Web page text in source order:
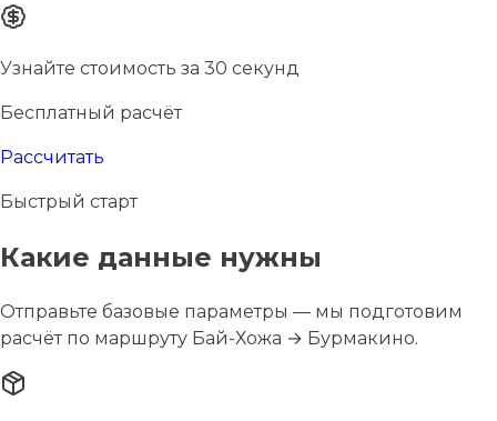
Узнайте стоимость за 30 секунд
Бесплатный расчёт
Рассчитать
Быстрый старт
Какие данные нужны
Отправьте базовые параметры — мы подготовим
расчёт по маршруту Бай-Хожа → Бурмакино.